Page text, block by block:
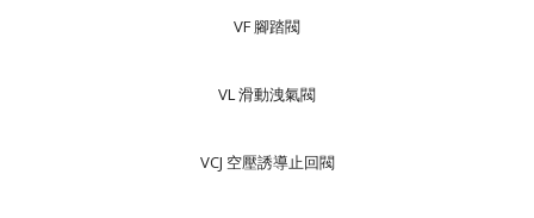
VF 腳踏閥
VL 滑動洩氣閥
VCJ 空壓誘導止回閥